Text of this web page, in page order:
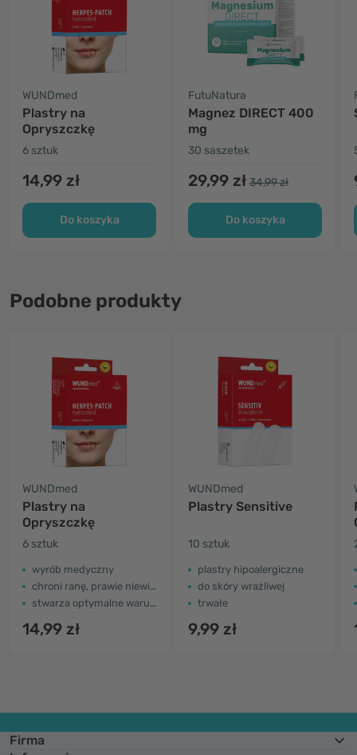
WUNDmed
Plastry na
Opryszczkę
6 sztuk
14,99 zł
Do koszyka
FutuNatura
Magnez DIRECT 400
mg
30 saszetek
29,99 zł 34,99 zł
Do koszyka
Podobne produkty
WUNDmed
Plastry na
Opryszczkę
6 sztuk
wyrób medyczny
chroni ranę, prawie niewidoczny
stwarza optymalne warunki do gojenia
14,99 zł
WUNDmed
Plastry Sensitive
10 sztuk
plastry hipoalergiczne
do skóry wrażliwej
trwałe
9,99 zł
Firma